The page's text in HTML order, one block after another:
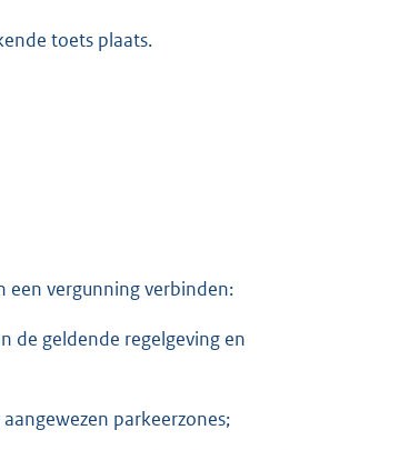
toets plaats.
een vergunning verbinden:
de geldende regelgeving en
parkeerzones;